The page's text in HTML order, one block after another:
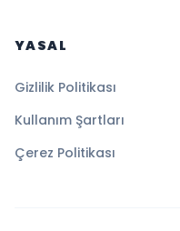
YASAL
Gizlilik Politikası
Kullanım Şartları
Çerez Politikası